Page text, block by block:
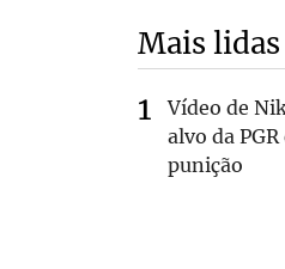
Mais lidas
Vídeo de
alvo da
punição